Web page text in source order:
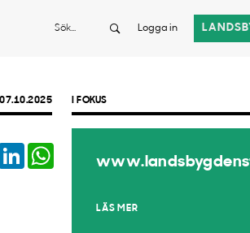
Sök Logga in
07.10.2025
LinkedIn
I FOKUS
LÄS MER